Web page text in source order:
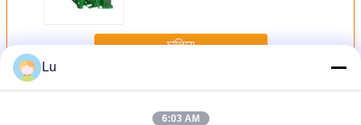
চালিয়ে
অধিকচুলা কাঠ শুকানোর সরঞ্জাম
Lu
6:03 AM